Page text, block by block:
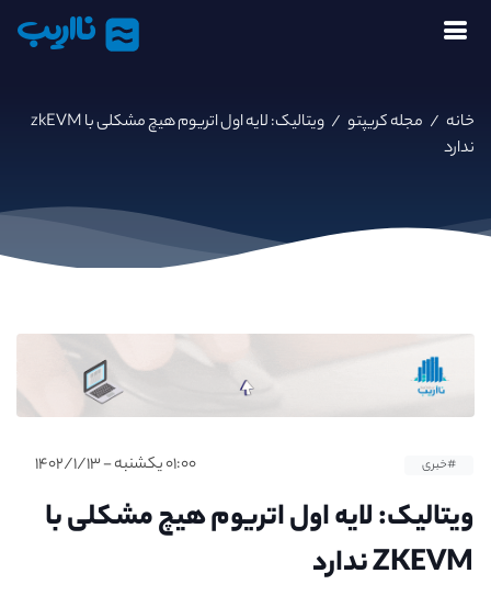
نااریب
خانه / مجله کریپتو /
ویتالیک: لایه اول اتریوم هیچ مشکلی با zkEVM
ندارد
#خبری ۰۱:۰۰ یکشنبه - ۱۴۰۲/۱/۱۳
ویتالیک: لایه اول اتریوم هیچ مشکلی با
ZKEVM ندارد